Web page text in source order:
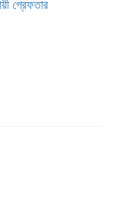
গ্রেফতার